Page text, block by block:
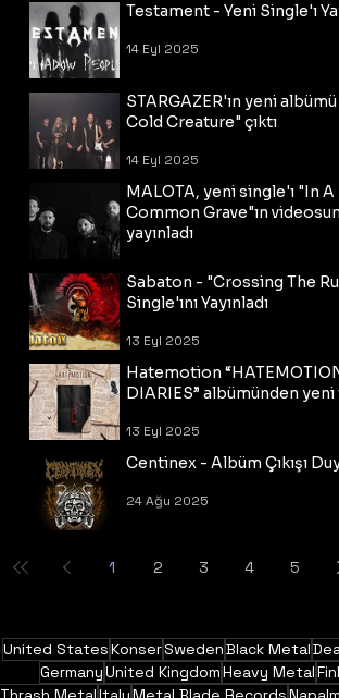
Testament - Yeni Single'ı
14 Eyl 2025
STARGAZER'ın yeni
Cold Creature" çıktı
14 Eyl 2025
MALOTA, yeni single'ı "In A
Common Grave"ın
yayınladı
Sabaton - "Crossing The
Single'ını Yayınladı
13 Eyl 2025
Hatemotion
DIARIES” albümünden
13 Eyl 2025
Centinex - Albüm Çıkışı
24 Ağu 2025
1 2 3 4 5
United StatesKonserSwedenBlack Metal
GermanyUnited KingdomHeavy Metal